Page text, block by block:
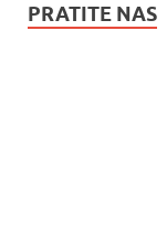
PRATITE NAS